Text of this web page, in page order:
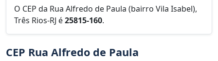
O CEP da Rua Alfredo de Paula (bairro Vila Isabel),
Três Rios-RJ é25815-160.
CEP Rua Alfredo de Paula